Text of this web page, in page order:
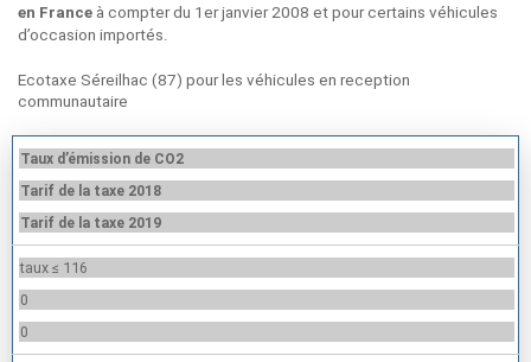
en France à compter du 1er janvier 2008 et pour certains véhicules
d’occasion importés.
Ecotaxe Séreilhac (87) pour les véhicules en reception
communautaire
Taux d’émission de CO2
Tarif de la taxe 2018
Tarif de la taxe 2019
taux ≤ 116
0
0